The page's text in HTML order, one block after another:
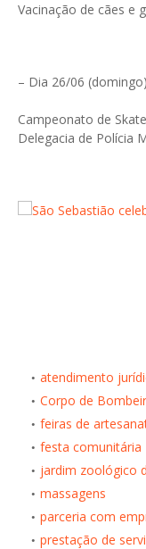
Vacinação de cães e
– Dia 26/06
Campeonato de
Delegacia de Polícia
atendimento
Corpo de
feiras de
festa comunitária
jardim zoológico
massagens
parceria com
prestação de